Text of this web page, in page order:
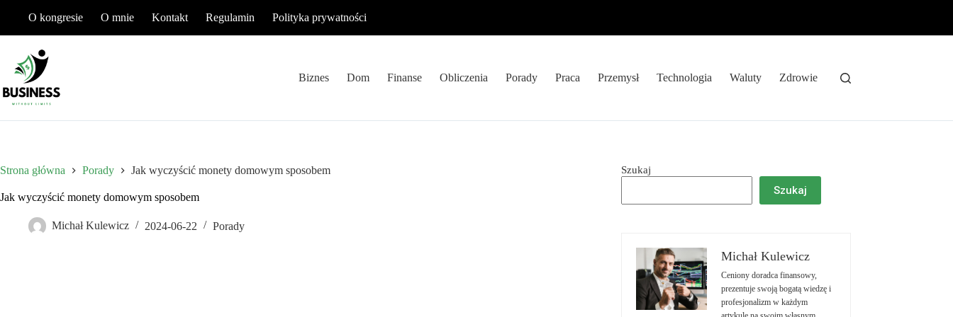
O kongresie O mnie Kontakt Regulamin Polityka prywatności
Biznes Dom Finanse Obliczenia Porady Praca Przemysł Technologia Waluty Zdrowie
Strona główna Porady Jak wyczyścić monety domowym sposobem
Jak wyczyścić monety domowym sposobem
Michał Kulewicz 2024-06-22 Porady
Szukaj
Szukaj
Michał Kulewicz
Ceniony doradca finansowy,
prezentuje swoją bogatą wiedzę i
profesjonalizm w każdym